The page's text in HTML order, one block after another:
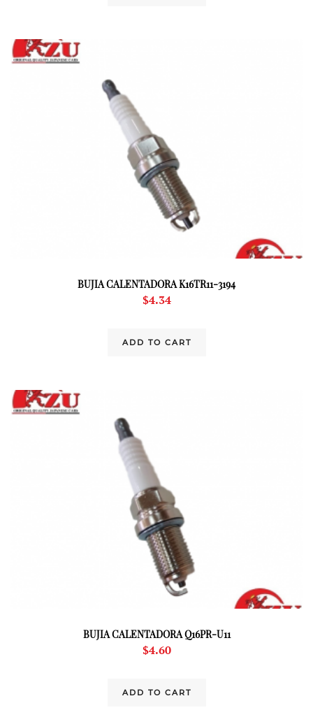
BUJIA CALENTADORA K16TR11-3194
$4.34
ADD TO CART
BUJIA CALENTADORA Q16PR-U11
$4.60
ADD TO CART